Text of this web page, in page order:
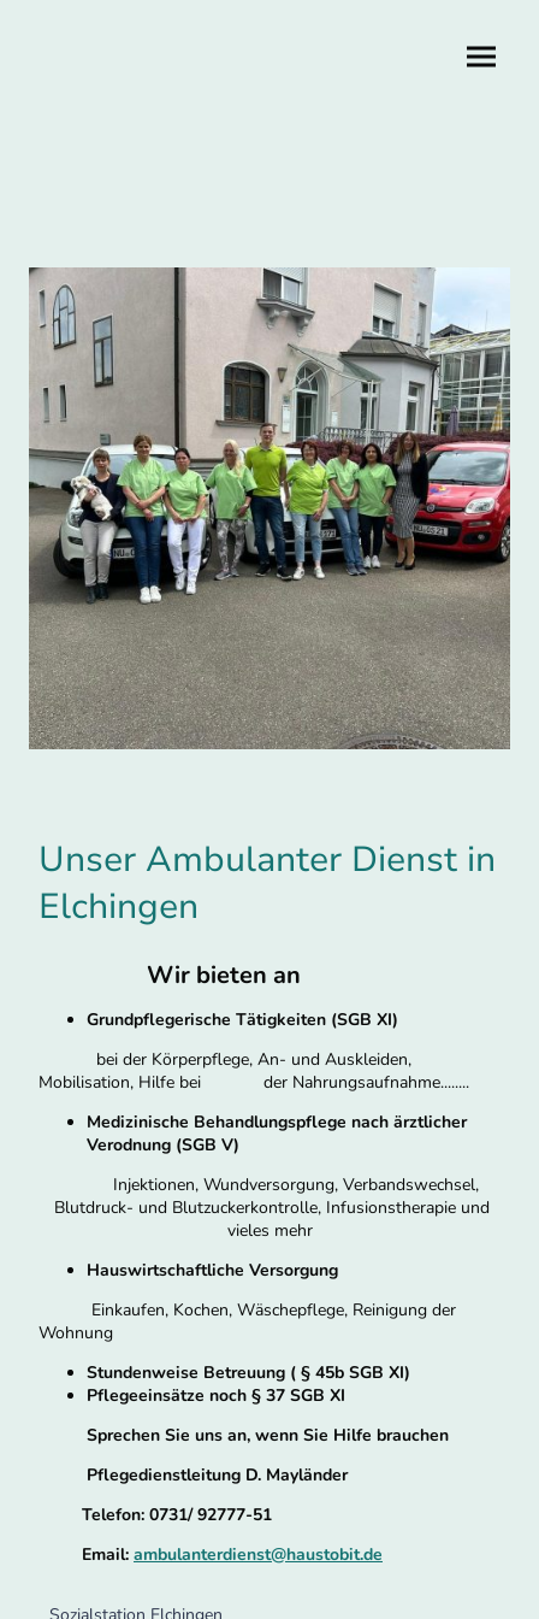
Unser Ambulanter Dienst in
Elchingen
Wir bieten an
Grundpflegerische Tätigkeiten (SGB XI)
bei der Körperpflege, An- und Auskleiden,
Mobilisation, Hilfe bei der Nahrungsaufnahme........
Medizinische Behandlungspflege nach ärztlicher
Verodnung (SGB V)
Injektionen, Wundversorgung, Verbandswechsel,
Blutdruck- und Blutzuckerkontrolle, Infusionstherapie und
vieles mehr
Hauswirtschaftliche Versorgung
Einkaufen, Kochen, Wäschepflege, Reinigung der
Wohnung
Stundenweise Betreuung ( § 45b SGB XI)
Pflegeeinsätze noch § 37 SGB XI
Sprechen Sie uns an, wenn Sie Hilfe brauchen
Pflegedienstleitung D. Mayländer
Telefon: 0731/ 92777-51
Email: ambulanterdienst@haustobit.de